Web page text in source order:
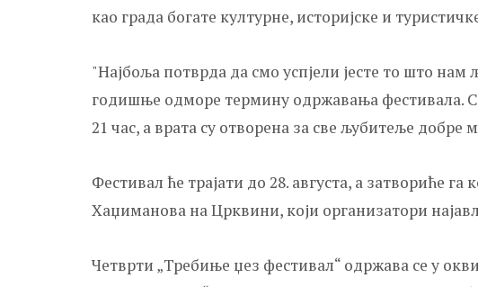
као града богате културне, историјске и
"Најбоља потврда да смо успјели јесте то што нам
годишње одморе термину одржавања фестивала.
21 час, а врата су отворена за све љубитеље добре
Фестивал ће трајати до 28. августа, а затвориће
Хаџиманова на Црквини, који организатори
Четврти „Требиње џез фестивал“ одржава се у